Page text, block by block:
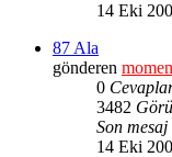
14 Eki
87 Ala
gönderen
0
3482
Son mesaj
14 Eki